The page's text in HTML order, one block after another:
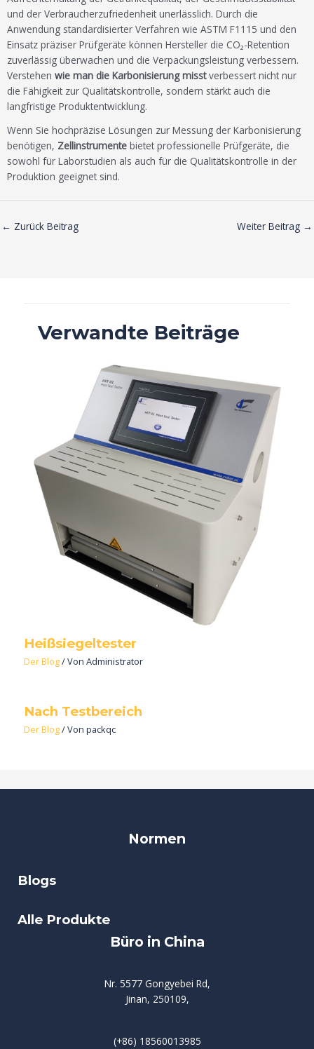
und der Verbraucherzufriedenheit unerlässlich. Durch die
Anwendung standardisierter Verfahren wie ASTM F1115 und den
Einsatz präziser Prüfgeräte können Hersteller die CO₂-Retention
zuverlässig überwachen und die Verpackungsleistung verbessern.
Verstehen wie man die Karbonisierung misstverbessert nicht nur
die Fähigkeit zur Qualitätskontrolle, sondern stärkt auch die
langfristige Produktentwicklung.
Wenn Sie hochpräzise Lösungen zur Messung der Karbonisierung
benötigen, Zellinstrumente bietet professionelle Prüfgeräte, die
sowohl für Laborstudien als auch für die Qualitätskontrolle in der
Produktion geeignet sind.
← Zurück Beitrag Weiter Beitrag →
Verwandte Beiträge
Heißsiegeltester
Der Blog/ VonAdministrator
Nach Testbereich
Der Blog/ Vonpackqc
Normen
Blogs
Alle Produkte
Büro in China
Nr. 5577 Gongyebei Rd,
Jinan, 250109,
(+86) 18560013985